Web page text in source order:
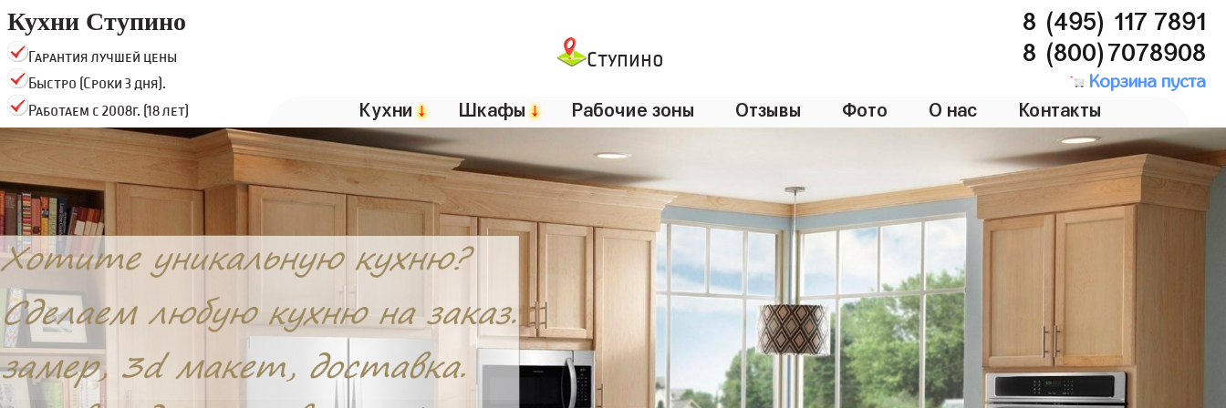
Кухни Ступино
Гарантия лучшей цены
Быстро (Сроки 3 дня).
Работаем с 2008г. (18 лет)
Ступино
8 (495) 117 7891
8 (800)7078908
Корзина пуста
Кухни↓ Шкафы↓ Рабочие зоны Отзывы Фото О нас Контакты